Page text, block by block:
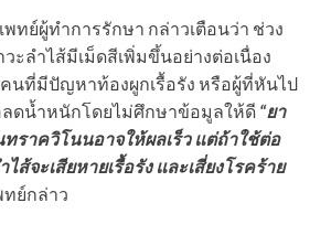
ทย์ผู้ทำการรักษา กล่าวเตือนว่า ช่วง
ะลำไส้มีเม็ดสีเพิ่มขึ้นอย่างต่อเนื่อง
นที่มีปัญหาท้องผูกเรื้อรัง หรือผู้ที่หันไป
ดน้ำหนักโดยไม่ศึกษาข้อมูลให้ดี “ยา
ราควิโนนอาจให้ผลเร็ว แต่ถ้าใช้ต่อ
ไส้จะเสียหายเรื้อรัง และเสี่ยงโรคร้าย
ย์กล่าว